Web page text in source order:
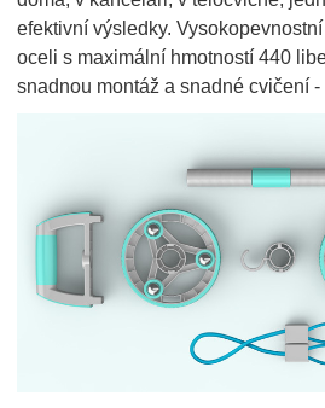
efektivní výsledky.
oceli s maximální hmotností 440
snadnou montáž a snadné cvičení